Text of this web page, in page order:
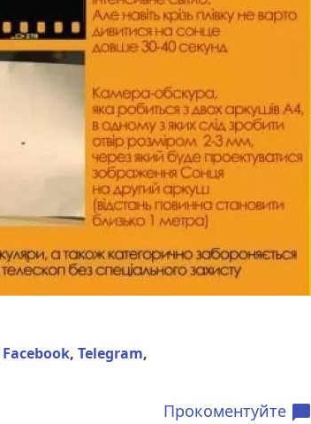
Facebook,Telegram,
Прокоментуйте chat_bubble